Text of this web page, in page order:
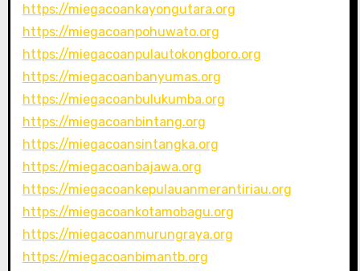
https://miegacoankayongutara.org
https://miegacoanpohuwato.org
https://miegacoanpulautokongboro.org
https://miegacoanbanyumas.org
https://miegacoanbulukumba.org
https://miegacoanbintang.org
https://miegacoansintangka.org
https://miegacoanbajawa.org
https://miegacoankepulauanmerantiriau.org
https://miegacoankotamobagu.org
https://miegacoanmurungraya.org
https://miegacoanbimantb.org